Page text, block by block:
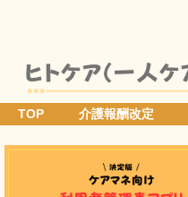
TOP 介護報酬改定